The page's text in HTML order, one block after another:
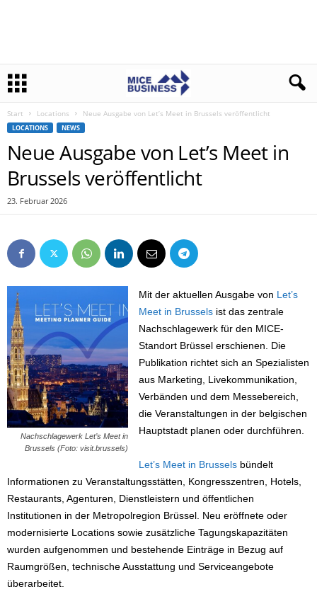
Start Locations Neue Ausgabe von Let’s Meet in Brussels veröffentlicht
LOCATIONS NEWS
Neue Ausgabe von Let’s Meet in
Brussels veröffentlicht
23. Februar 2026
Nachschlagewerk Let’s Meet in
Brussels (Foto: visit.brussels)
Mit der aktuellen Ausgabe von Let’s
Meet in Brussels ist das zentrale
Nachschlagewerk für den MICE-
Standort Brüssel erschienen. Die
Publikation richtet sich an Spezialisten
aus Marketing, Livekommunikation,
Verbänden und dem Messebereich,
die Veranstaltungen in der belgischen
Hauptstadt planen oder durchführen.
Let’s Meet in Brussels bündelt
Informationen zu Veranstaltungsstätten, Kongresszentren, Hotels,
Restaurants, Agenturen, Dienstleistern und öffentlichen
Institutionen in der Metropolregion Brüssel. Neu eröffnete oder
modernisierte Locations sowie zusätzliche Tagungskapazitäten
wurden aufgenommen und bestehende Einträge in Bezug auf
Raumgrößen, technische Ausstattung und Serviceangebote
überarbeitet.